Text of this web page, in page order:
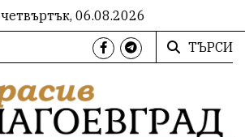
четвъртък, 06.08.2026
ТЪРСИ